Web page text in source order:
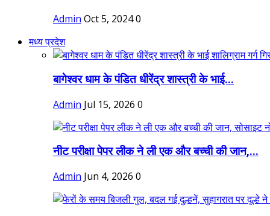
Admin Oct 5, 20240
मध्य प्रदेश
बागेश्वर धाम के पंडित धीरेंद्र शास्त्री के भाई...
Admin Jul 15, 2026 0
नीट परीक्षा पेपर लीक ने ली एक और बच्ची की जान,...
Admin Jun 4, 2026 0